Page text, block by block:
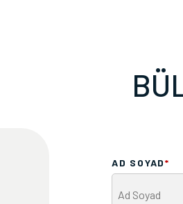
AD SOYAD*